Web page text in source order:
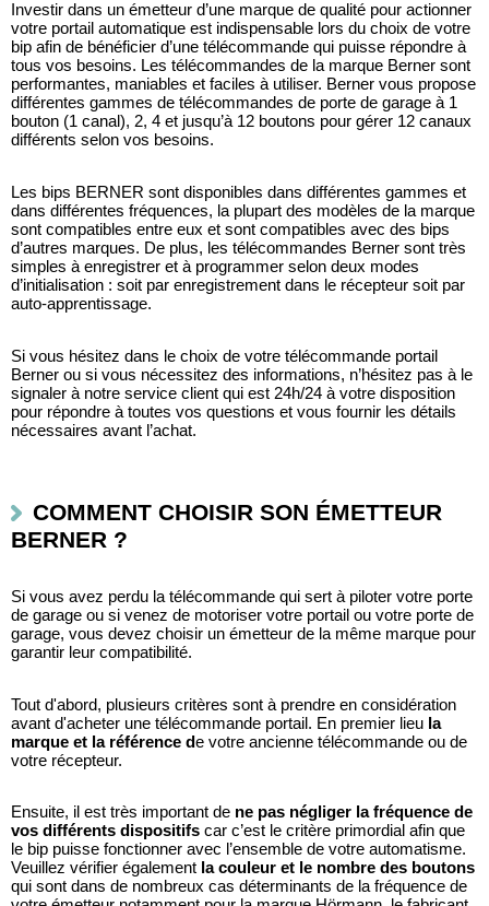
Investir dans un émetteur d’une marque de qualité pour actionner
votre portail automatique est indispensable lors du choix de votre
bip afin de bénéficier d’une télécommande qui puisse répondre à
tous vos besoins. Les télécommandes de la marque Berner sont
performantes, maniables et faciles à utiliser. Berner vous propose
différentes gammes de télécommandes de porte de garage à 1
bouton (1 canal), 2, 4 et jusqu’à 12 boutons pour gérer 12 canaux
différents selon vos besoins.
Les bips BERNER sont disponibles dans différentes gammes et
dans différentes fréquences, la plupart des modèles de la marque
sont compatibles entre eux et sont compatibles avec des bips
d’autres marques. De plus, les télécommandes Berner sont très
simples à enregistrer et à programmer selon deux modes
d’initialisation : soit par enregistrement dans le récepteur soit par
auto-apprentissage.
Si vous hésitez dans le choix de votre télécommande portail
Berner ou si vous nécessitez des informations, n’hésitez pas à le
signaler à notre service client qui est 24h/24 à votre disposition
pour répondre à toutes vos questions et vous fournir les détails
nécessaires avant l’achat.
COMMENT CHOISIR SON ÉMETTEUR
BERNER ?
Si vous avez perdu la télécommande qui sert à piloter votre porte
de garage ou si venez de motoriser votre portail ou votre porte de
garage, vous devez choisir un émetteur de la même marque pour
garantir leur compatibilité.
Tout d'abord, plusieurs critères sont à prendre en considération
avant d'acheter une télécommande portail. En premier lieu la
marque et la référence de votre ancienne télécommande ou de
votre récepteur.
Ensuite, il est très important de ne pas négliger la fréquence de
vos différents dispositifs car c’est le critère primordial afin que
le bip puisse fonctionner avec l’ensemble de votre automatisme.
Veuillez vérifier également la couleur et le nombre des boutons
qui sont dans de nombreux cas déterminants de la fréquence de